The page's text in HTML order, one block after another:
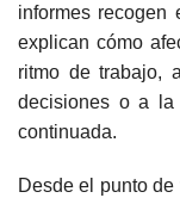
informes recogen
explican cómo
ritmo de trabajo,
decisiones o a la
continuada.
Desde el punto